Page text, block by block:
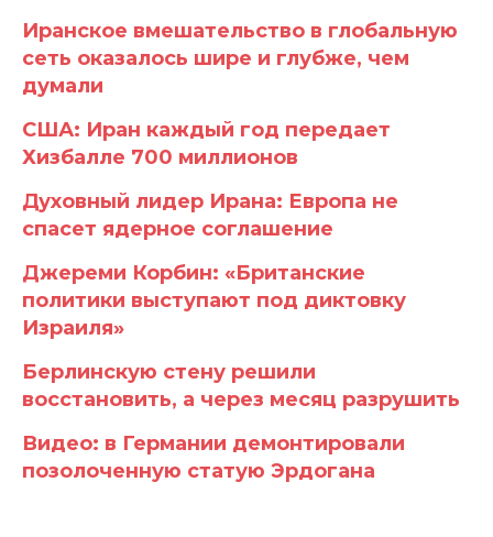
Иранское вмешательство в глобальную
сеть оказалось шире и глубже, чем
думали
США: Иран каждый год передает
Хизбалле 700 миллионов
Духовный лидер Ирана: Европа не
спасет ядерное соглашение
Джереми Корбин: «Британские
политики выступают под диктовку
Израиля»
Берлинскую стену решили
восстановить, а через месяц разрушить
Видео: в Германии демонтировали
позолоченную статую Эрдогана